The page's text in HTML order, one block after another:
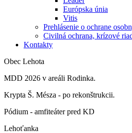
Európska únia
Vitis
Prehlásenie o ochrane
Civilná ochrana, krízové
Kontakty
Obec Lehota
MDD 2026 v areáli Rodinka.
Krypta Š. Mésza - po rekonštrukcii.
Pódium - amfiteáter pred KD
Lehoťanka